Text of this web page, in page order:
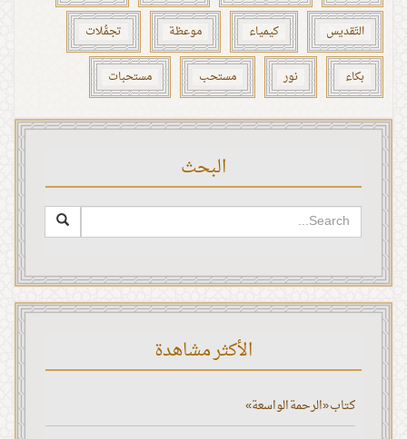
التّقديس كيمياء موعظة تجمُّلات
بكاء نور مستحب مستحبات
البحث
الأكثر مشاهدة
كتاب «الرحمة الواسعة»